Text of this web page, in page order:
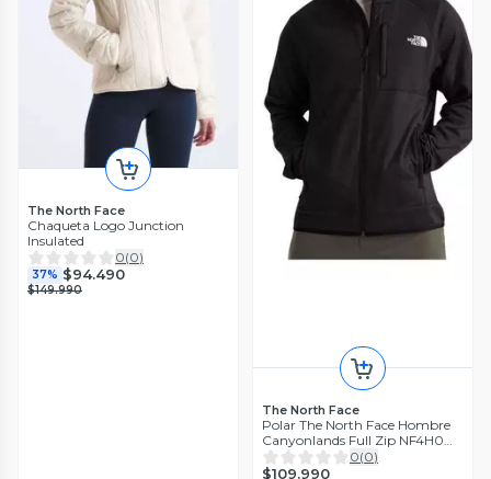
The North Face
Chaqueta Logo Junction
Insulated
0(0)
37% $94.490
$149.990
The North Face
Polar The North Face Hombre
Canyonlands Full Zip NF4H0
Negro
0(0)
$109.990